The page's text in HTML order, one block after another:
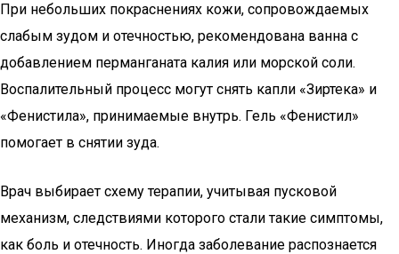
При небольших покраснениях кожи, сопровождаемых
слабым зудом и отечностью, рекомендована ванна с
добавлением перманганата калия или морской соли.
Воспалительный процесс могут снять капли «Зиртека» и
«Фенистила», принимаемые внутрь. Гель «Фенистил»
помогает в снятии зуда.
Врач выбирает схему терапии, учитывая пусковой
механизм, следствиями которого стали такие симптомы,
как боль и отечность. Иногда заболевание распознается